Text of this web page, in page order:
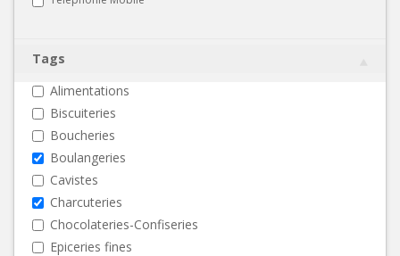
Tags
Alimentations
Biscuiteries
Boucheries
Boulangeries
Cavistes
Charcuteries
Chocolateries-Confiseries
Epiceries fines